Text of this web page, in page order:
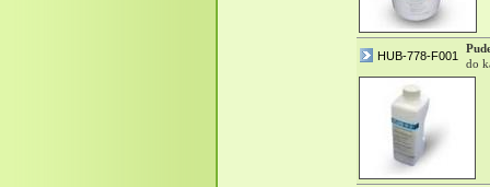
HUB-778-F001
do